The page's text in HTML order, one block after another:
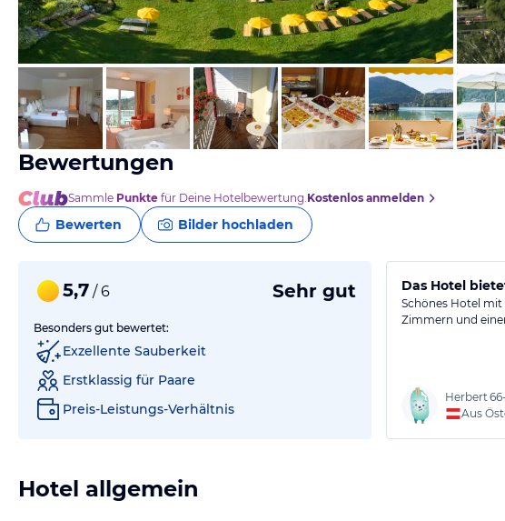
vom Hotelier, Januar 2022 von
Bewertungen
Sammle Punkte für Deine Hotelbewertung.Kostenlos anmelden
Bewerten Bilder hochladen
5,7 / 6 Sehr gut
Besonders gut bewertet:
Exzellente Sauberkeit
Erstklassig für Paare
Preis-Leistungs-Verhältnis
Das Hotel
Schönes Hotel
Zimmern und
Herbert
Aus
Hotel allgemein